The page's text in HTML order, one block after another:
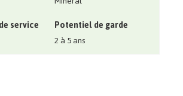
service
Potentiel de garde
2 à 5 ans